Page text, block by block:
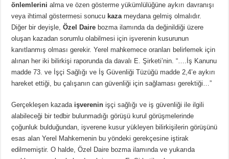
önlemlerini alma ve özen gösterme yükümlülüğüne aykırı davranışı
veya ihtimal göstermesi sonucu kazameydana gelmiş olmalıdır.
Diğer bir deyişle,Özel Daire bozma ilamında da değinildiği üzere
oluşan kazadan sorumlu olabilmesi için işverenin kusurunun
kanıtlanmış olması gerekir. Yerel mahkemece oranları belirlemek için
alınan her iki bilirkişi raporunda da davalı E. Şirketi’nin. “….İş Kanunu
madde 73. ve İşçi Sağlığı ve İş Güvenliği Tüzüğü madde 2,4’e aykırı
hareket ettiği, bu çalışanın can güvenliği için sağlaması gerektiği…”
Gerçekleşen kazada işverenin işçi sağlığı ve iş güvenliği ile ilgili
alabileceği bir tedbir bulunmadığı görüşü kurul görüşmelerinde
çoğunluk bulduğundan, işverene kusur yükleyen bilirkişilerin görüşünü
esas alan Yerel Mahkemenin bu yöndeki gerekçesine iştirak
edilmemiştir. O halde, Özel Daire bozma ilamında ve yukarıda